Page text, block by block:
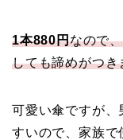
1本880円なので
しても諦めがつき
可愛い傘ですが、
すいので、家族で